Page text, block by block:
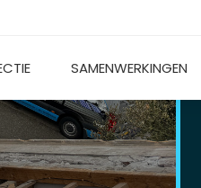
SAMENWERKINGEN